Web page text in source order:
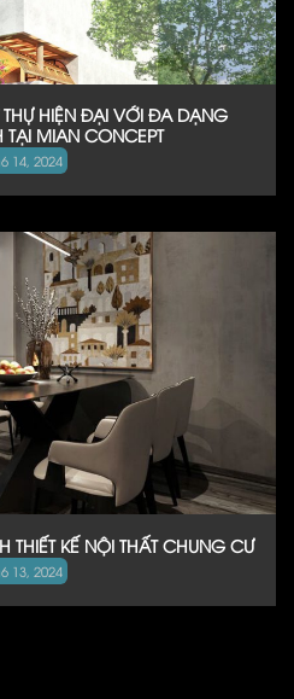
THỰ HIỆN ĐẠI VỚI ĐA DẠNG
MIAN CONCEPT
14, 2024
THIẾT KẾ NỘI THẤT CHUNG CƯ
13, 2024